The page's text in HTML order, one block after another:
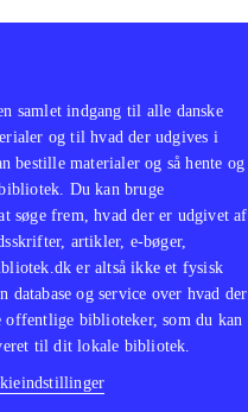
samlet indgang til alle danske
og til hvad der udgives i
bestille materialer og så hente og
Du kan bruge
søge frem, hvad der er udgivet af
artikler, e-bøger,
er altså ikke et fysisk
database og service over hvad der
offentlige biblioteker, som du kan
til dit lokale bibliotek.